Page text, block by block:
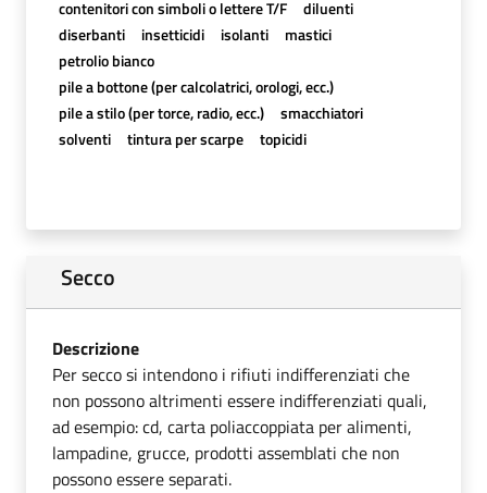
contenitori con simboli o lettere T/F
diluenti
diserbanti
insetticidi isolanti
mastici
petrolio bianco
pile a bottone (per calcolatrici, orologi, ecc.)
pile a stilo (per torce, radio, ecc.)
smacchiatori
solventi
tintura per scarpe topicidi
Secco
Descrizione
Per secco si intendono i rifiuti indifferenziati che
non possono altrimenti essere indifferenziati quali,
ad esempio: cd, carta poliaccoppiata per alimenti,
lampadine, grucce, prodotti assemblati che non
possono essere separati.